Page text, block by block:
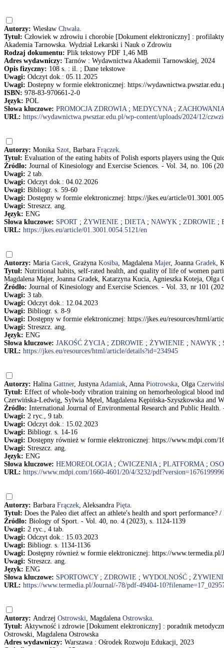
Autorzy: Wiesław Chwała.
Tytuł: Człowiek w zdrowiu i chorobie [Dokument elektroniczny] :
Akademia Tarnowska. Wydział Lekarski i Nauk o Zdrowiu
Rodzaj dokumentu: Plik tekstowy PDF 1,46 MB
Adres wydawniczy: Tarnów : Wydawnictwa Akademii Tarnowskiej, 2024
Opis fizyczny: 108 s. : il. ; Dane tekstowe
Uwagi: Odczyt dok.: 05.11.2025
Uwagi: Dostepny w formie elektronicznej: https://
ISBN: 978-83-970661-2-0
Język: POL
Słowa kluczowe: PROMOCJA ZDROWIA; MEDYCYNA;
URL: https://wydawnictwa.pwsztar.edu.pl/wp-content/uploads/2024/12/
Autorzy: Monika Szot, Barbara Frączek.
Tytuł: Evaluation of the eating habits of Polish esports players using the
Źródło: Journal of Kinesiology and Exercise Sciences. - Vol. 34, no. 106
Uwagi: 2 tab.
Uwagi: Odczyt dok.: 04.02.2026
Uwagi: Bibliogr. s. 59-60
Uwagi: Dostępny w formie elektronicznej: https://jkes.eu/article/
Uwagi: Streszcz. ang.
Język: ENG
Słowa kluczowe: SPORT ; ŻYWIENIE ; DIETA; NAWYK ; ZDROWIE ;
URL: https://jkes.eu/article/01.3001.0054.5121/en
Autorzy: Maria Gacek, Grażyna Kosiba, Magdalena Majer, Joanna Gradek,
Tytuł: Nutritional habits, self-rated health, and quality of life of women
Magdalena Majer, Joanna Gradek, Katarzyna Kucia, Agnieszka Koteja,
Źródło: Journal of Kinesiology and Exercise Sciences. - Vol. 33, nr 101
Uwagi: 3 tab.
Uwagi: Odczyt dok.: 12.04.2023
Uwagi: Bibliogr. s. 8-9
Uwagi: Dostępny w formie elektronicznej: https://jkes.eu/resources/html/
Uwagi: Streszcz. ang.
Język: ENG
Słowa kluczowe: JAKOŚĆ ŻYCIA; ZDROWIE ; ŻYWIENIE ; NAWYK ;
URL: https://jkes.eu/resources/html/article/details?id=234945
Autorzy: Halina Gattner, Justyna Adamiak, Anna Piotrowska, Olga
Tytuł: Effect of whole-body vibration training on hemorheological blood
Czerwińska-Ledwig, Sylwia Mętel, Magdalena Kępińska-Szyszkowska and
Źródło: International Journal of Environmental Research and Public
Uwagi: 2 ryc., 9 tab.
Uwagi: Odczyt dok.: 15.02.2023
Uwagi: Bibliogr. s. 14-16
Uwagi: Dostępny również w formie elektronicznej: https://www.mdpi.com/
Uwagi: Streszcz. ang.
Język: ENG
Słowa kluczowe: HEMOREOLOGIA; ĆWICZENIA; PLATFORMA;
URL: https://www.mdpi.com/1660-4601/20/4/3232/pdf?version=1676199996
Autorzy: Barbara Frączek, Aleksandra Pięta.
Tytuł: Does the Paleo diet affect an athlete's health and sport performance?
Źródło: Biology of Sport. - Vol. 40, no. 4 (2023), s. 1124-1139
Uwagi: 2 ryc., 4 tab.
Uwagi: Odczyt dok.: 15.03.2023
Uwagi: Bibliogr. s. 1134-1136
Uwagi: Dostępny również w formie elektronicznej: https://
Uwagi: Streszcz. ang.
Język: ENG
Słowa kluczowe: SPORTOWCY; ZDROWIE ; WYDOLNOŚĆ ;
URL: https://www.termedia.pl/Journal/-78/pdf-49404-
Autorzy: Andrzej Ostrowski, Magdalena Ostrowska.
Tytuł: Aktywność i zdrowie [Dokument elektroniczny] : poradnik
Ostrowski, Magdalena Ostrowska
Adres wydawniczy: Warszawa : Ośrodek Rozwoju Edukacji, 2023